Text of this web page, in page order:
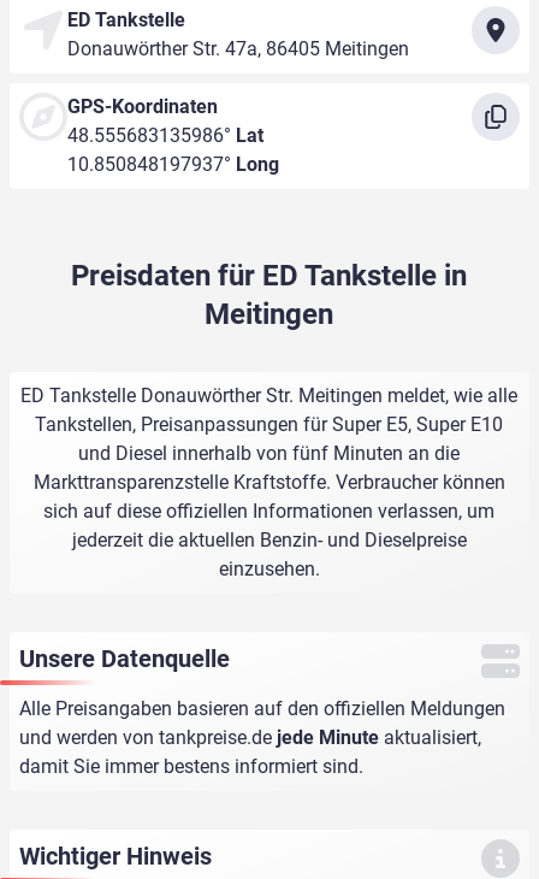
ED Tankstelle
Donauwörther Str. 47a, 86405 Meitingen
GPS-Koordinaten
48.555683135986° Lat
10.850848197937° Long
Preisdaten für ED Tankstelle in
Meitingen
ED Tankstelle Donauwörther Str. Meitingen meldet, wie alle
Tankstellen, Preisanpassungen für Super E5, Super E10
und Diesel innerhalb von fünf Minuten an die
Markttransparenzstelle Kraftstoffe. Verbraucher können
sich auf diese offiziellen Informationen verlassen, um
jederzeit die aktuellen Benzin- und Dieselpreise
einzusehen.
Unsere Datenquelle
Alle Preisangaben basieren auf den offiziellen Meldungen
und werden von tankpreise.de jede Minute aktualisiert,
damit Sie immer bestens informiert sind.
Wichtiger Hinweis